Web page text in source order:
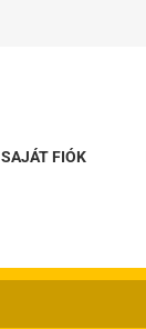
SAJÁT FIÓK